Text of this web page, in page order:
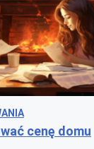
cenę domu